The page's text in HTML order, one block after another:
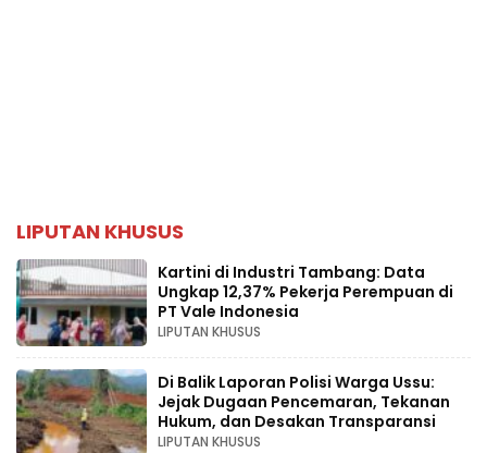
LIPUTAN KHUSUS
Kartini di Industri Tambang: Data
Ungkap 12,37% Pekerja Perempuan di
PT Vale Indonesia
LIPUTAN KHUSUS
Di Balik Laporan Polisi Warga Ussu:
Jejak Dugaan Pencemaran, Tekanan
Hukum, dan Desakan Transparansi
LIPUTAN KHUSUS